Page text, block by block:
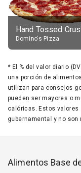
Domino's Pizza
* El % del valor diario
una porción de
utilizan para consejos
pueden ser mayores o
calóricas. Estos valores
gubernamental y no
Alimentos Base